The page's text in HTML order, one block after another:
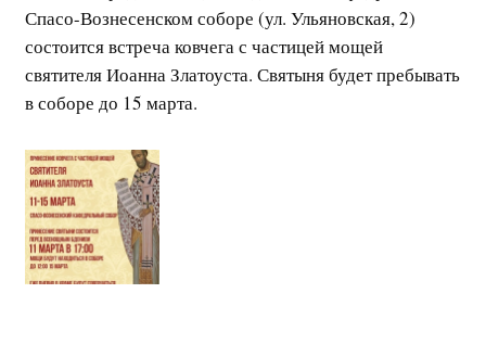
Спасо-Вознесенском соборе (ул. Ульяновская, 2)
состоится встреча ковчега с частицей мощей
святителя Иоанна Златоуста. Святыня будет пребывать
в соборе до 15 марта.